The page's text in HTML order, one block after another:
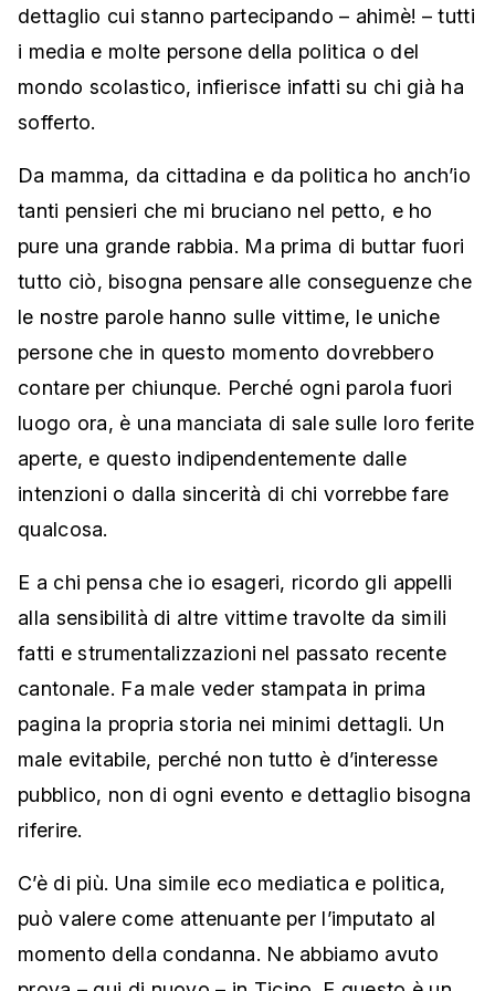
dettaglio cui stanno partecipando – ahimè! – tutti
i media e molte persone della politica o del
mondo scolastico, infierisce infatti su chi già ha
sofferto.
Da mamma, da cittadina e da politica ho anch’io
tanti pensieri che mi bruciano nel petto, e ho
pure una grande rabbia. Ma prima di buttar fuori
tutto ciò, bisogna pensare alle conseguenze che
le nostre parole hanno sulle vittime, le uniche
persone che in questo momento dovrebbero
contare per chiunque. Perché ogni parola fuori
luogo ora, è una manciata di sale sulle loro ferite
aperte, e questo indipendentemente dalle
intenzioni o dalla sincerità di chi vorrebbe fare
qualcosa.
E a chi pensa che io esageri, ricordo gli appelli
alla sensibilità di altre vittime travolte da simili
fatti e strumentalizzazioni nel passato recente
cantonale. Fa male veder stampata in prima
pagina la propria storia nei minimi dettagli. Un
male evitabile, perché non tutto è d’interesse
pubblico, non di ogni evento e dettaglio bisogna
riferire.
C’è di più. Una simile eco mediatica e politica,
può valere come attenuante per l’imputato al
momento della condanna. Ne abbiamo avuto